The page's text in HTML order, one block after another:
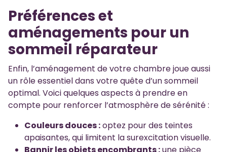
Préférences et
aménagements pour un
sommeil réparateur
Enfin, l’aménagement de votre chambre joue aussi
un rôle essentiel dans votre quête d’un sommeil
optimal. Voici quelques aspects à prendre en
compte pour renforcer l’atmosphère de sérénité :
Couleurs douces :optez pour des teintes
apaisantes, qui limitent la surexcitation visuelle.